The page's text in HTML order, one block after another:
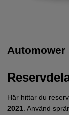
Automower
Här hittar du
2021 . Använd